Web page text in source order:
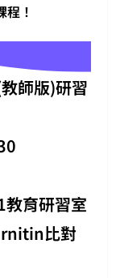
！
師版)研習
教育研習室
比對